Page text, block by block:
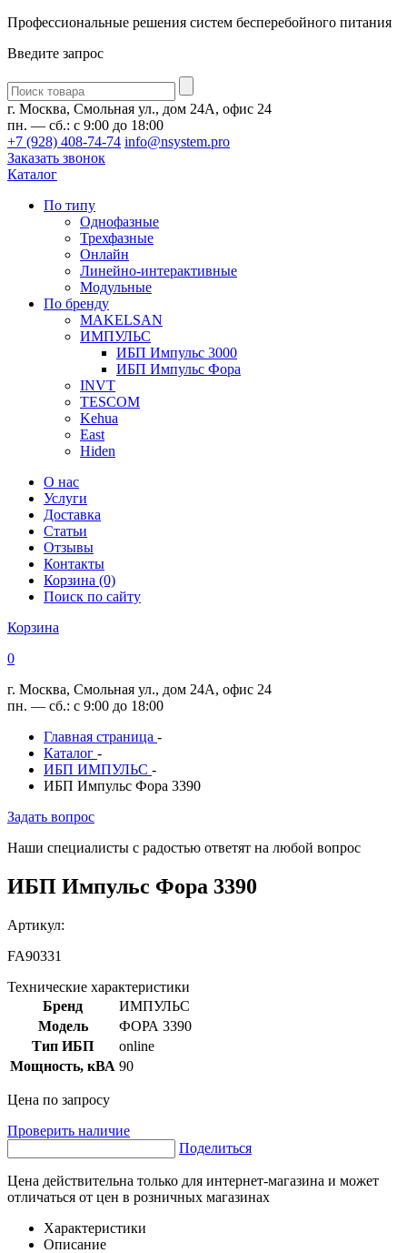
Профессиональные решения систем бесперебойного питания
Введите запрос
Введите
запрос
г. Москва, Смольная ул., дом 24А, офис 24
пн. — сб.: с 9:00 до 18:00
+7 (928) 408-74-74 info@nsystem.pro
Заказать звонок
Каталог
По типу
Однофазные
Трехфазные
Онлайн
Линейно-интерактивные
Модульные
По бренду
MAKELSAN
ИМПУЛЬС
ИБП Импульс 3000
ИБП Импульс Фора
INVT
TESCOM
Kehua
East
Hiden
О нас
Услуги
Доставка
Статьи
Отзывы
Контакты
Корзина (0)
Поиск по сайту
Корзина
0
г. Москва, Смольная ул., дом 24А, офис 24
пн. — сб.: с 9:00 до 18:00
Главная страница -
Каталог -
ИБП ИМПУЛЬС -
ИБП Импульс Фора 3390
Задать вопрос
Наши специалисты с радостью ответят на любой вопрос
ИБП Импульс Фора 3390
Артикул:
FA90331
Технические характеристики
Бренд
ИМПУЛЬС
Модель
ФОРА 3390
Тип ИБП
online
Мощность, кВА 90
Цена по запросу
Проверить наличие
Поделиться
Цена действительна только для интернет-магазина и может
отличаться от цен в розничных магазинах
Характеристики
Описание